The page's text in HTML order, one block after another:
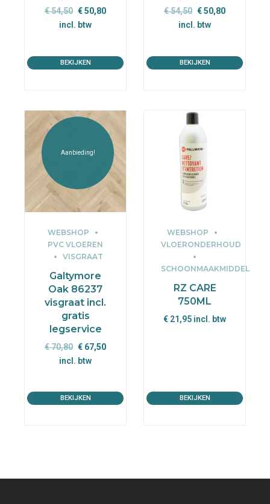
€54,50 Oorspronkelijke
prijs
€50,80Huidige
incl. btw
BEKIJKEN
€54,50 Oorspronkelijke
prijs
€50,80Huidige
incl. btw
BEKIJKEN
Aanbieding!
WEBSHOP
PVC VLOEREN
VISGRAAT
Galtymore
Oak 86237
visgraat incl.
gratis
legservice
€70,80 Oorspronkelijke
prijs
€ 67,50Huidige
incl. btw
BEKIJKEN
WEBSHOP
VLOERONDERHOUD
SCHOONMAAKMIDDEL
RZ CARE
750ML
€ 21,95 incl. btw
BEKIJKEN